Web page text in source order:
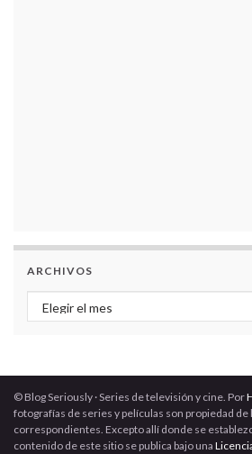
ARCHIVOS
Archivos
© Blog Seriously · Series de televisión y cine. Por
fotografías de series y películas son propiedad de
correspondientes. Excepto allí donde se
contenido de este sitio se publica bajo una